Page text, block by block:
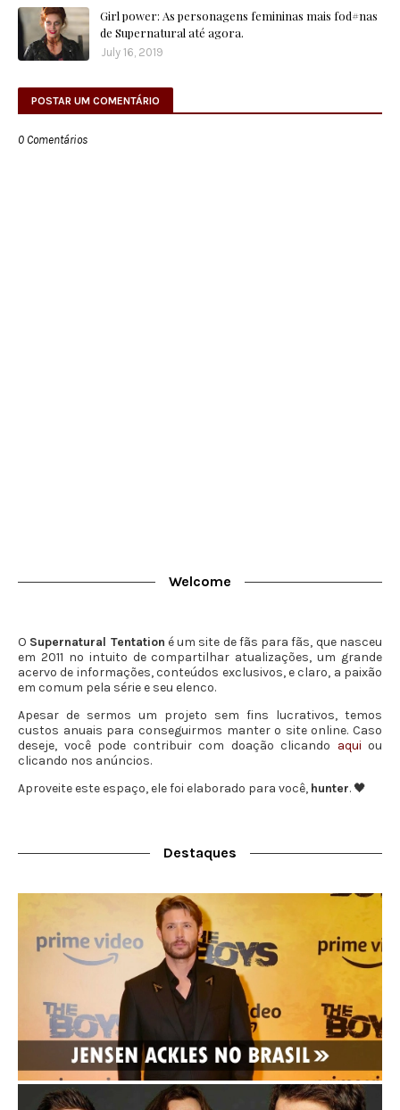
Girl power: As personagens femininas mais fod#nas
de Supernatural até agora.
July 16, 2019
POSTAR UM COMENTÁRIO
0 Comentários
Welcome
O Supernatural Tentation é um site de fãs para fãs, que nasceu
em 2011 no intuito de compartilhar atualizações, um grande
acervo de informações, conteúdos exclusivos, e claro, a paixão
em comum pela série e seu elenco.
Apesar de sermos um projeto sem fins lucrativos, temos
custos anuais para conseguirmos manter o site online. Caso
deseje, você pode contribuir com doação clicando aqui ou
clicando nos anúncios.
Aproveite este espaço, ele foi elaborado para você, hunter. 🖤
Destaques